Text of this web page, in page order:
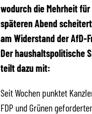
wodurch die Mehrheit
späteren Abend
am Widerstand der AfD-
Der haushaltspolitische
teilt dazu mit:
Seit Wochen punktet
FDP und Grünen